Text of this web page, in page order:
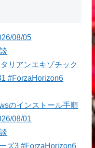
08/05
リアンエキゾチック
#ForzaHorizon6
のインストール手順
08/01
ズ3 #ForzaHorizon6